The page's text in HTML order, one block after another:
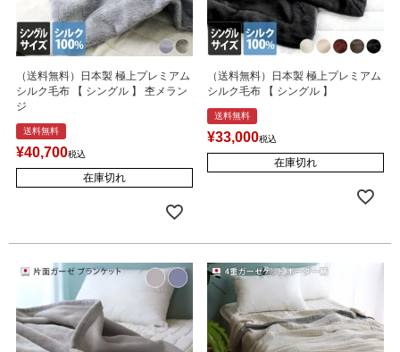
（送料無料）日本製 極上プレミアム
シルク毛布 【 シングル 】 杢メラン
ジ
送料無料
¥40,700税込
在庫切れ
（送料無料）日本製 極上プレミアム
シルク毛布 【 シングル 】
送料無料
¥33,000税込
在庫切れ